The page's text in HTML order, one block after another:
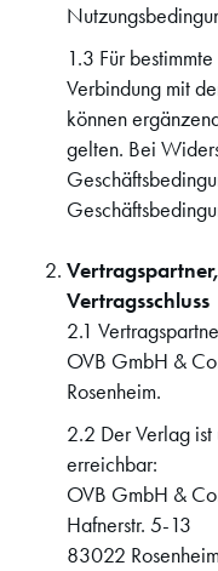
1.3 Für
Verbindung mit
können
gelten. Bei
Vertragsschluss
2.1
OVB GmbH &
Rosenheim.
2.2 Der Verlag
erreichbar:
OVB GmbH &
Hafnerstr. 5-13
83022 Rosenheim